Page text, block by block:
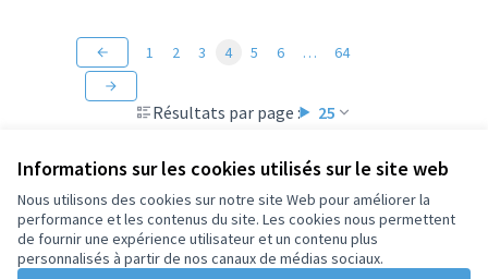
Informations sur les cookies utilisés sur le site web
Nous utilisons des cookies sur notre site Web pour améliorer la
performance et les contenus du site. Les cookies nous permettent
de fournir une expérience utilisateur et un contenu plus
personnalisés à partir de nos canaux de médias sociaux.
Résultats par page : 25
1 2 3 4 5 6 … 64
Conditions d'utilisation
Paramètres des cookies